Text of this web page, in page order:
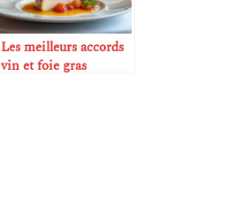
Les meilleurs accords
vin et foie gras